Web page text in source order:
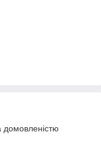
домовленістю